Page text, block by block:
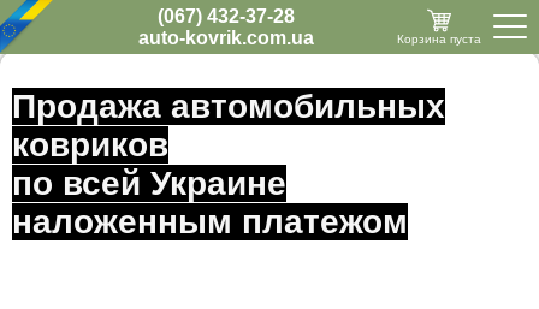
(067) 432-37-28
auto-kovrik.com.ua
Корзина пуста
Продажа автомобильных
ковриков
по всей Украине
наложенным платежом